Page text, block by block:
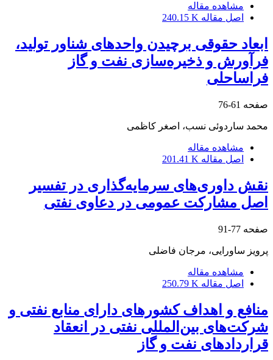
مشاهده مقاله
اصل مقاله 240.15 K
ابعاد حقوقی برچیدن واحدهای شناور تولید،
فرآورش و ذخیره‌سازی نفت و گاز
فراساحلی
صفحه 61-76
محمد ساردوئی نسب، اصغر کاظمی
مشاهده مقاله
اصل مقاله 201.41 K
نقش داوری‌های سرمایه‌گذاری در تفسیر
اصل مشارکت عمومی در دعاوی نفتی
صفحه 77-91
پرویز ساورایی، مرجان فاضلی
مشاهده مقاله
اصل مقاله 250.79 K
منافع و اهداف کشورهای دارای منابع نفتی و
شرکت‌های بین‌المللی نفتی در انعقاد
قراردادهای نفت و گاز